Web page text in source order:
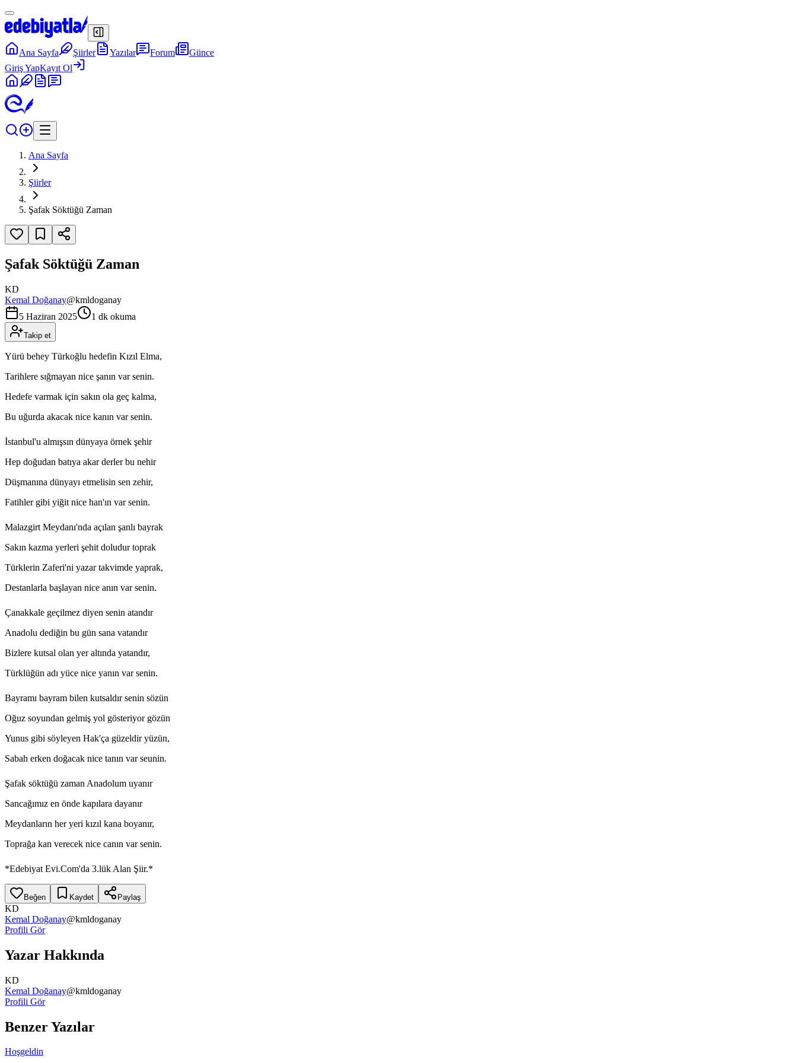
Ana Sayfa Şiirler Yazılar Forum
Günce
Giriş YapKayıt Ol
Ana Sayfa
Şiirler
Şafak Söktüğü Zaman
Şafak Söktüğü Zaman
KD
Kemal Doğanay@kmldoganay
5 Haziran 2025
1 dk okuma
Takip et
Yürü behey Türkoğlu hedefin Kızıl Elma,
Tarihlere sığmayan nice şanın var senin.
Hedefe varmak için sakın ola geç kalma,
Bu uğurda akacak nice kanın var senin.
İstanbul'u almışsın dünyaya örnek şehir
Hep doğudan batıya akar derler bu nehir
Düşmanına dünyayı etmelisin sen zehir,
Fatihler gibi yiğit nice han'ın var senin.
Malazgirt Meydanı'nda açılan şanlı bayrak
Sakın kazma yerleri şehit doludur toprak
Türklerin Zaferi'ni yazar takvimde yaprak,
Destanlarla başlayan nice anın var senin.
Çanakkale geçilmez diyen senin atandır
Anadolu dediğin bu gün sana vatandır
Bizlere kutsal olan yer altında yatandır,
Türklüğün adı yüce nice yanın var senin.
Bayramı bayram bilen kutsaldır senin sözün
Oğuz soyundan gelmiş yol gösteriyor gözün
Yunus gibi söyleyen Hak'ça güzeldir yüzün,
Sabah erken doğacak nice tanın var seunin.
Şafak söktüğü zaman Anadolum uyanır
Sancağımız en önde kapılara dayanır
Meydanların her yeri kızıl kana boyanır,
Toprağa kan verecek nice canın var senin.
*Edebiyat Evi.Com'da 3.lük Alan Şiir.*
Beğen Kaydet Paylaş
KD
Kemal Doğanay@kmldoganay
Profili Gör
Yazar Hakkında
KD
Kemal Doğanay@kmldoganay
Profili Gör
Benzer Yazılar
Hoşgeldin